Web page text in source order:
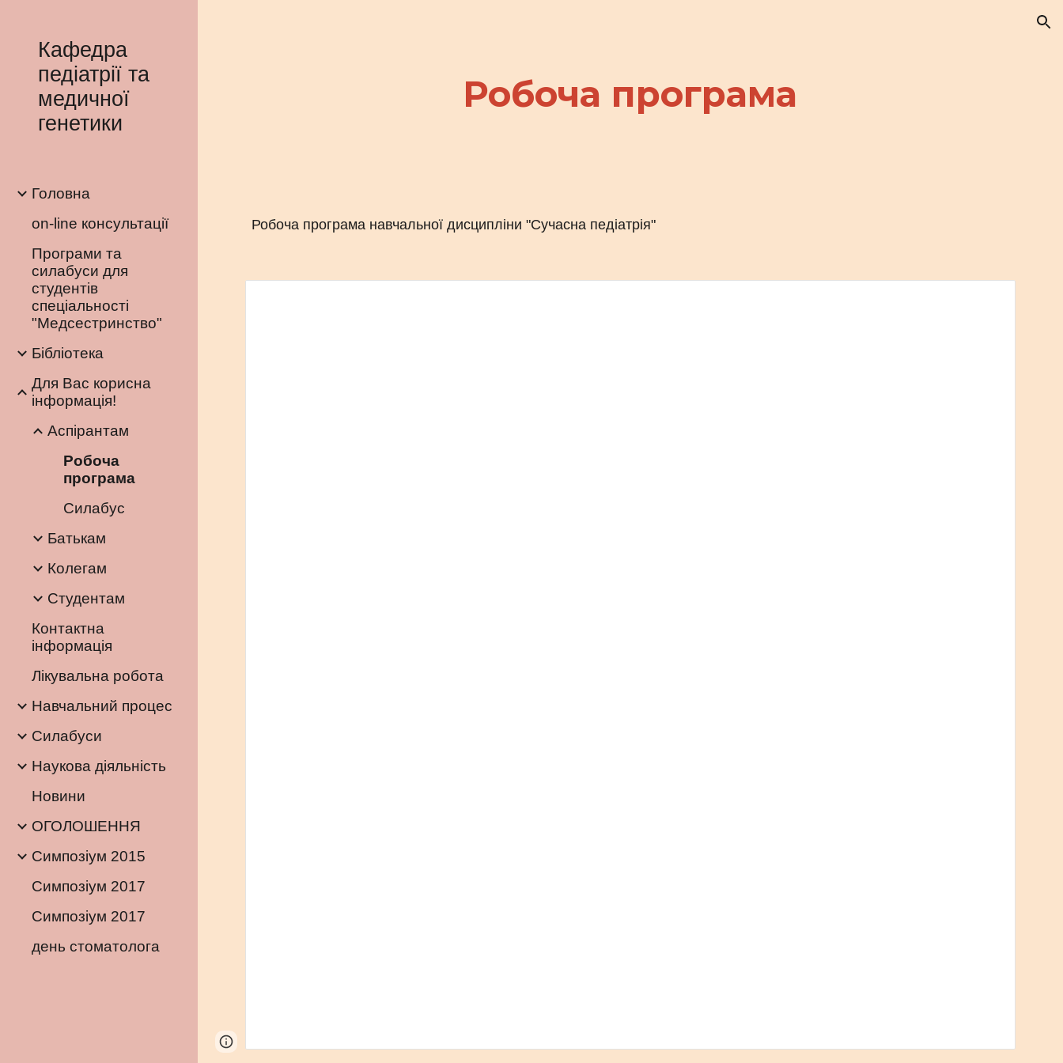
Кафедра
педіатрії та
медичної
генетики
Головна
on-line консультації
Програми та
силабуси для
студентів
спеціальності
"Медсестринство"
Бібліотека
Для Вас корисна
інформація!
Аспірантам
Робоча
програма
Силабус
Батькам
Колегам
Студентам
Контактна
інформація
Лікувальна робота
Навчальний процес
Силабуси
Наукова діяльність
Новини
ОГОЛОШЕННЯ
Симпозіум 2015
Симпозіум 2017
Симпозіум 2017
день стоматолога
Робоча програма
Робоча програма навчальної дисципліни "Сучасна педіатрія"